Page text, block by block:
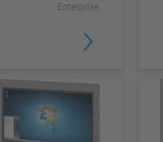
Enterprise